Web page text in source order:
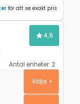
för att se exakt pris
4,5
Antal enheter: 2
Välja